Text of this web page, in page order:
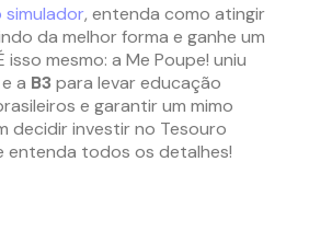
simulador, entenda como atingir
da melhor forma e ganhe um
mesmo: a Me Poupe! uniu
e a B3 para levar educação
e garantir um mimo
decidir investir no Tesouro
entenda todos os detalhes!